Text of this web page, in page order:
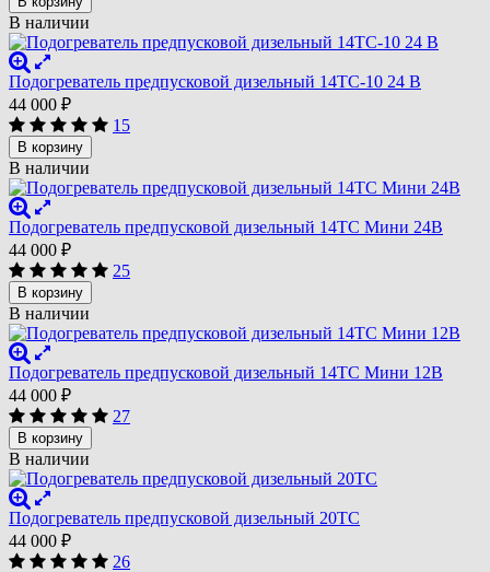
В наличии
Подогреватель предпусковой дизельный 14ТС-10 24 В
44 000 ₽
15
В корзину
В наличии
Подогреватель предпусковой дизельный 14ТС Мини 24В
44 000 ₽
25
В корзину
В наличии
Подогреватель предпусковой дизельный 14ТС Мини 12В
44 000 ₽
27
В корзину
В наличии
Подогреватель предпусковой дизельный 20ТС
44 000 ₽
26